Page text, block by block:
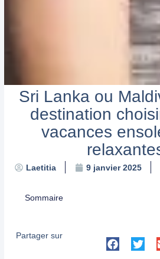
Sri Lanka ou
destination
vacances
Laetitia 9 janvier 2025
Sommaire
Partager sur